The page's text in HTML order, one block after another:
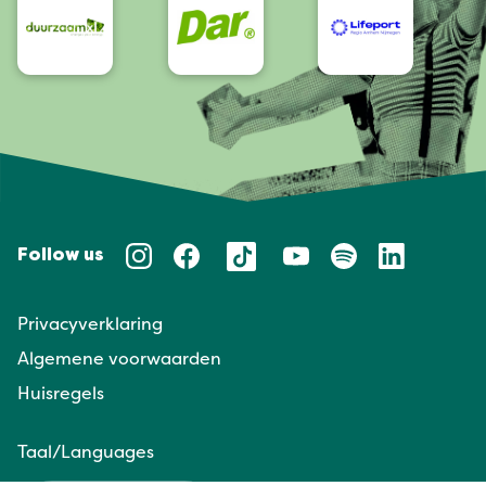
Follow us
Privacyverklaring
Algemene voorwaarden
Huisregels
Taal/Languages